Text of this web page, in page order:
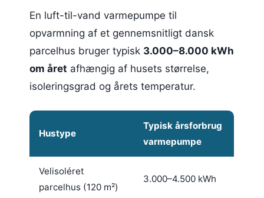
En luft-til-vand varmepumpe til
opvarmning af et gennemsnitligt dansk
parcelhus bruger typisk 3.000–8.000 kWh
om året afhængig af husets størrelse,
isoleringsgrad og årets temperatur.
Hustype
Typisk årsforbrug
varmepumpe
Velisoléret
parcelhus (120 m²)
3.000–4.500 kWh